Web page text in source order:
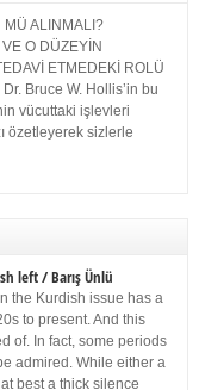
MÜ ALINMALI?
O DÜZEYİN
ETMEDEKİ ROLÜ
Bruce W. Hollis’in bu
vücuttaki işlevleri
özetleyerek sizlerle
left / Barış Ünlü
the Kurdish issue has a
to present. And this
of. In fact, some periods
admired. While either a
best a thick silence